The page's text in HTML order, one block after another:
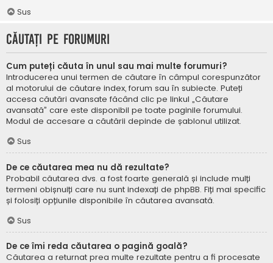
Sus
Căutați pe forumuri
Cum puteți căuta în unul sau mai multe forumuri?
Introducerea unui termen de căutare în câmpul corespunzător
al motorului de căutare index, forum sau în subiecte. Puteți
accesa căutări avansate făcând clic pe linkul „Căutare
avansată” care este disponibil pe toate paginile forumului.
Modul de accesare a căutării depinde de șablonul utilizat.
Sus
De ce căutarea mea nu dă rezultate?
Probabil căutarea dvs. a fost foarte generală și include mulți
termeni obișnuiți care nu sunt indexați de phpBB. Fiți mai specific
și folosiți opțiunile disponibile în căutarea avansată.
Sus
De ce îmi reda căutarea o pagină goală?
Căutarea a returnat prea multe rezultate pentru a fi procesate